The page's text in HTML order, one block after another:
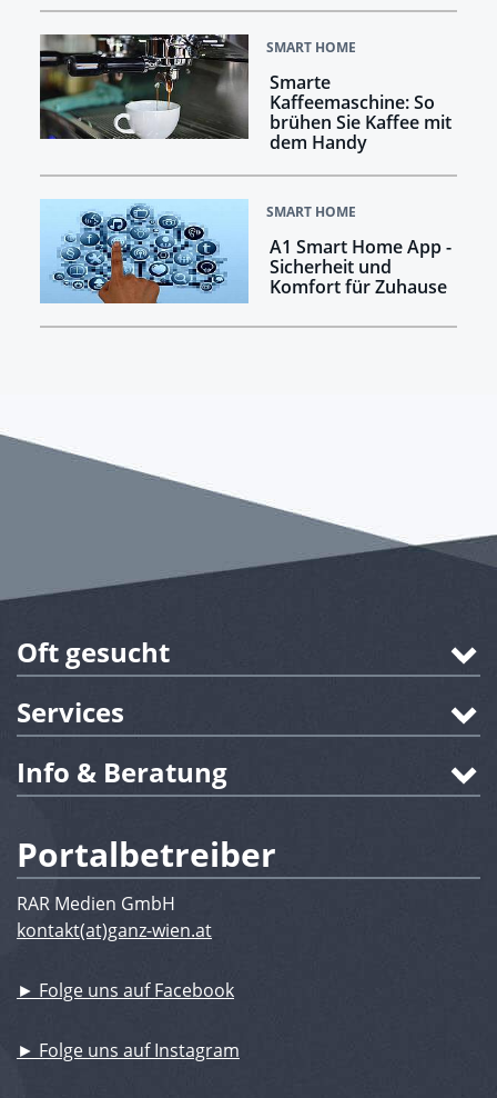
SMART HOME
Smarte
Kaffeemaschine: So
brühen Sie Kaffee mit
dem Handy
SMART HOME
A1 Smart Home App -
Sicherheit und
Komfort für Zuhause
Oft gesucht
Services
Info & Beratung
Portalbetreiber
RAR Medien GmbH
kontakt(at)ganz-wien.at
► Folge uns auf Facebook
► Folge uns auf Instagram